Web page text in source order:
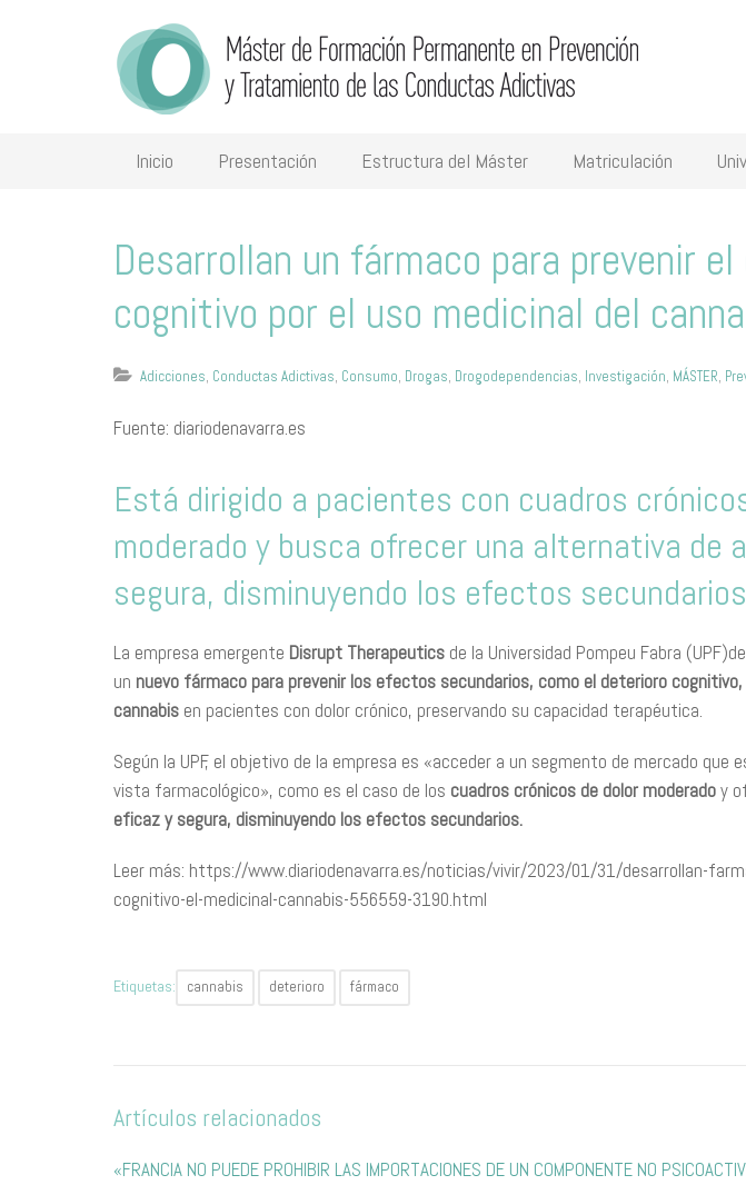
Inicio Presentación Estructura del Máster Matriculación
Desarrollan un fármaco para prevenir
cognitivo por el uso medicinal del
Adicciones, Conductas Adictivas, Consumo, Drogas, Drogodependencias, Investigación, MÁSTER,
Fuente: diariodenavarra.es
Está dirigido a pacientes con cuadros
moderado y busca ofrecer una alternativa de
segura, disminuyendo los efectos secundarios
La empresa emergente Disrupt Therapeutics de la Universidad Pompeu Fabra
un nuevo fármaco para prevenir los efectos secundarios, como el deterioro
cannabis en pacientes con dolor crónico, preservando su capacidad terapéutica.
Según la UPF, el objetivo de la empresa es «acceder a un segmento de mercado
vista farmacológico», como es el caso de los cuadros crónicos de dolor moderadoy
eficaz y segura, disminuyendo los efectos secundarios.
Leer más: https://www.diariodenavarra.es/noticias/vivir/2023/01/31/desarrollan-
cognitivo-el-medicinal-cannabis-556559-3190.html
Etiquetas: cannabis deterioro fármaco
Artículos relacionados
«FRANCIA NO PUEDE PROHIBIR LAS IMPORTACIONES DE UN COMPONENTE NO